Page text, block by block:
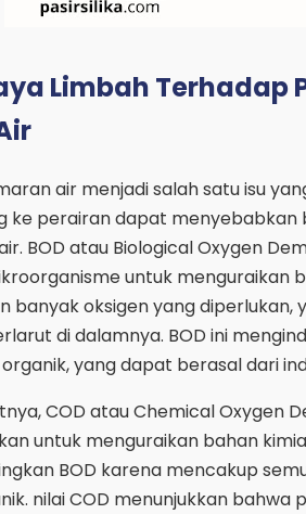
Limbah Terhadap
air menjadi salah satu isu
ke perairan dapat menyebabkan
BOD atau Biological Oxygen
untuk menguraikan
banyak oksigen yang
di dalamnya. BOD ini
yang dapat berasal dari
COD atau Chemical Oxygen
untuk menguraikan bahan
BOD karena mencakup
nilai COD menunjukkan